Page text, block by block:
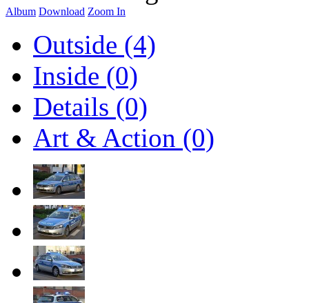
Album Download Zoom In
Outside (4)
Inside (0)
Details (0)
Art & Action (0)